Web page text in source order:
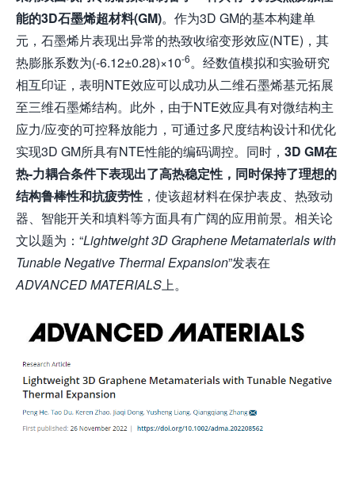
能的3D石墨烯超材料(GM)。作为3D GM的基本构建单
元，石墨烯片表现出异常的热致收缩变形效应(NTE)，其
热膨胀系数为(-6.12±0.28)×10-6。经数值模拟和实验研究
相互印证，表明NTE效应可以成功从二维石墨烯基元拓展
至三维石墨烯结构。此外，由于NTE效应具有对微结构主
应力/应变的可控释放能力，可通过多尺度结构设计和优化
实现3D GM所具有NTE性能的编码调控。同时， 3D GM在
热-力耦合条件下表现出了高热稳定性，同时保持了理想的
结构鲁棒性和抗疲劳性 ，使该超材料在保护表皮、热致动
器、智能开关和填料等方面具有广阔的应用前景。相关论
文以题为：“Lightweight 3D Graphene Metamaterials with
Tunable Negative Thermal Expansion”发表在
ADVANCED MATERIALS上。